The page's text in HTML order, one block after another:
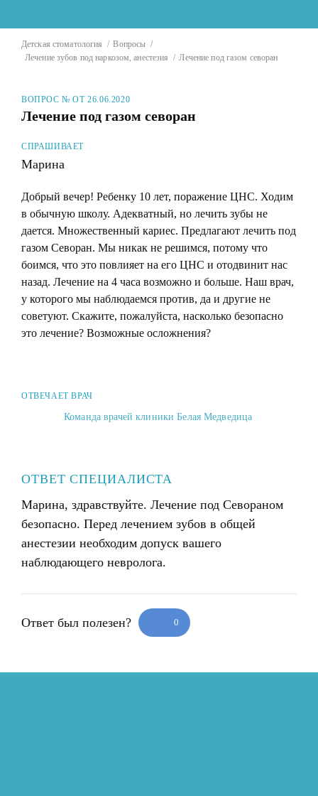
Детская стоматология
Вопросы
Лечение зубов под наркозом, анестезия
Лечение под газом севоран
ВОПРОС № ОТ 26.06.2020
Лечение под газом севоран
СПРАШИВАЕТ
Марина
Добрый вечер! Ребенку 10 лет, поражение ЦНС. Ходим
в обычную школу. Адекватный, но лечить зубы не
дается. Множественный кариес. Предлагают лечить под
газом Севоран. Мы никак не решимся, потому что
боимся, что это повлияет на его ЦНС и отодвинит нас
назад. Лечение на 4 часа возможно и больше. Наш врач,
у которого мы наблюдаемся против, да и другие не
советуют. Скажите, пожалуйста, насколько безопасно
это лечение? Возможные осложнения?
ОТВЕТ СПЕЦИАЛИСТА
Марина, здравствуйте. Лечение под Севораном
безопасно. Перед лечением зубов в общей
анестезии необходим допуск вашего
наблюдающего невролога.
ОТВЕЧАЕТ ВРАЧ
Команда врачей клиники Белая Медведица
Ответ был полезен? 0